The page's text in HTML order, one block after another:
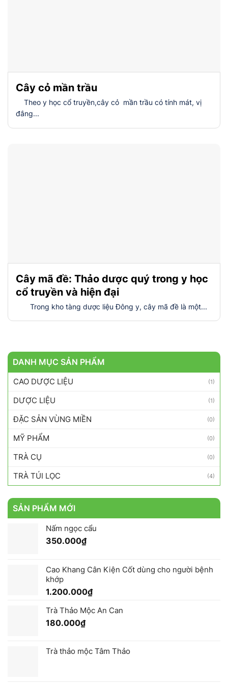
Cây cỏ mần trầu
Theo y học cổ truyền,cây cỏ mần trầu có tính mát, vị
đắng...
Cây mã đề: Thảo dược quý trong y học
cổ truyền và hiện đại
Trong kho tàng dược liệu Đông y, cây mã đề là một...
DANH MỤC SẢN PHẨM
CAO DƯỢC LIỆU (1)
DƯỢC LIỆU (1)
ĐẶC SẢN VÙNG MIỀN (0)
MỸ PHẨM (0)
TRÀ CỤ (0)
TRÀ TÚI LỌC (4)
SẢN PHẨM MỚI
Nấm ngọc cẩu
350.000₫
Cao Khang Cân Kiện Cốt dùng cho người bệnh
khớp
1.200.000₫
Trà Thảo Mộc An Can
180.000₫
Trà thảo mộc Tâm Thảo